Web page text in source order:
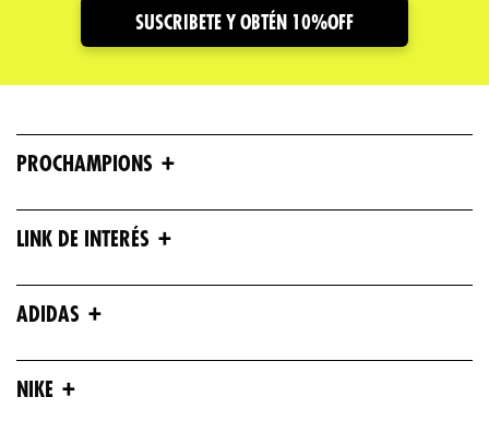
SUSCRIBETE Y OBTÉN 10%OFF
PROCHAMPIONS +
LINK DE INTERÉS +
ADIDAS +
NIKE +